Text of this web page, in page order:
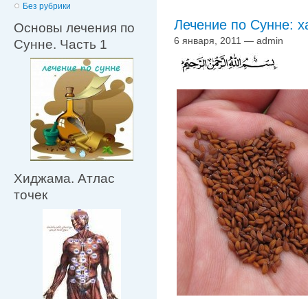
Без рубрики
Основы лечения по
Сунне. Часть 1
Хиджама. Атлас
точек
6 января, 2011 — admin